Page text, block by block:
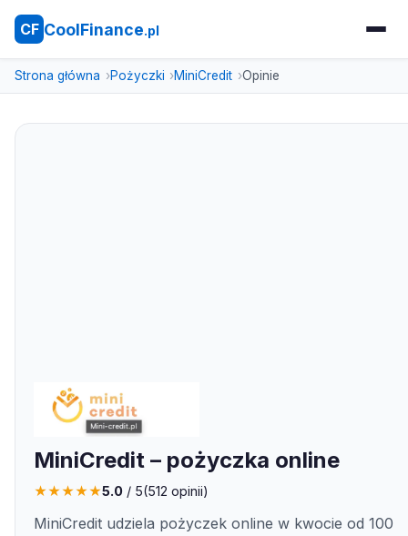
CF CoolFinance.pl
Strona główna Pożyczki MiniCredit Opinie
MiniCredit – pożyczka online
★★★★★5.0 / 5(512 opinii)
MiniCredit udziela pożyczek online w kwocie od 100